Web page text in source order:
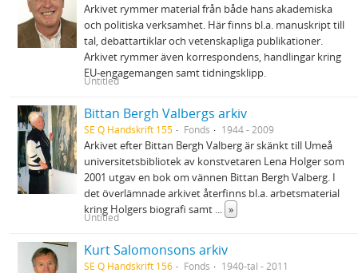
Arkivet rymmer material från både hans akademiska
och politiska verksamhet. Här finns bl.a. manuskript till
tal, debattartiklar och vetenskapliga publikationer.
Arkivet rymmer även korrespondens, handlingar kring
EU-engagemangen samt tidningsklipp.
Untitled
Bittan Bergh Valbergs arkiv
SE Q Handskrift 155 Fonds 1944 - 2009
Arkivet efter Bittan Bergh Valberg är skänkt till Umeå
universitetsbibliotek av konstvetaren Lena Holger som
2001 utgav en bok om vännen Bittan Bergh Valberg. I
det överlämnade arkivet återfinns bl.a. arbetsmaterial
kring Holgers biografi samt ... »
Untitled
Kurt Salomonsons arkiv
SE Q Handskrift 156 Fonds 1940-tal - 2011